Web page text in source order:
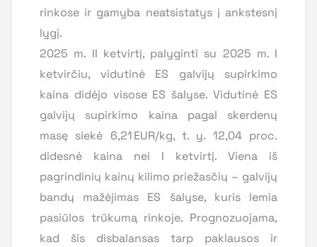
rinkose ir gamyba neatsistatys į ankstesnį
lygį.
2025 m. II ketvirtį, palyginti su 2025 m. I
ketvirčiu, vidutinė ES galvijų supirkimo
kaina didėjo visose ES šalyse. Vidutinė ES
galvijų supirkimo kaina pagal skerdenų
masę siekė 6,21 EUR/kg, t. y. 12,04 proc.
didesnė kaina nei I ketvirtį. Viena iš
pagrindinių kainų kilimo priežasčių – galvijų
bandų mažėjimas ES šalyse, kuris lemia
pasiūlos trūkumą rinkoje. Prognozuojama,
kad šis disbalansas tarp paklausos ir